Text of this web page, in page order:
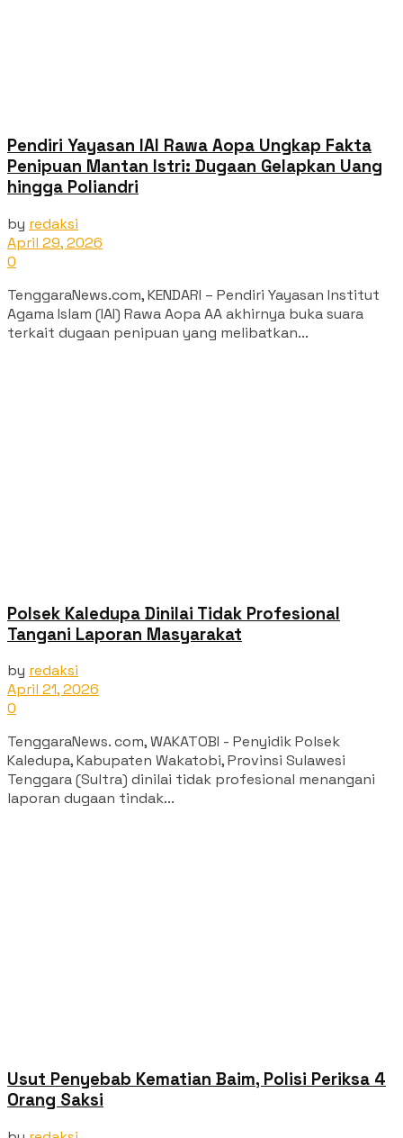
Pendiri Yayasan IAI Rawa Aopa Ungkap Fakta
Penipuan Mantan Istri: Dugaan Gelapkan Uang
hingga Poliandri
by redaksi
April 29, 2026
0
TenggaraNews.com, KENDARI – Pendiri Yayasan Institut
Agama Islam (IAI) Rawa Aopa AA akhirnya buka suara
terkait dugaan penipuan yang melibatkan...
Polsek Kaledupa Dinilai Tidak Profesional
Tangani Laporan Masyarakat
by redaksi
April 21, 2026
0
TenggaraNews. com, WAKATOBI - Penyidik Polsek
Kaledupa, Kabupaten Wakatobi, Provinsi Sulawesi
Tenggara (Sultra) dinilai tidak profesional menangani
laporan dugaan tindak...
Usut Penyebab Kematian Baim, Polisi Periksa 4
Orang Saksi